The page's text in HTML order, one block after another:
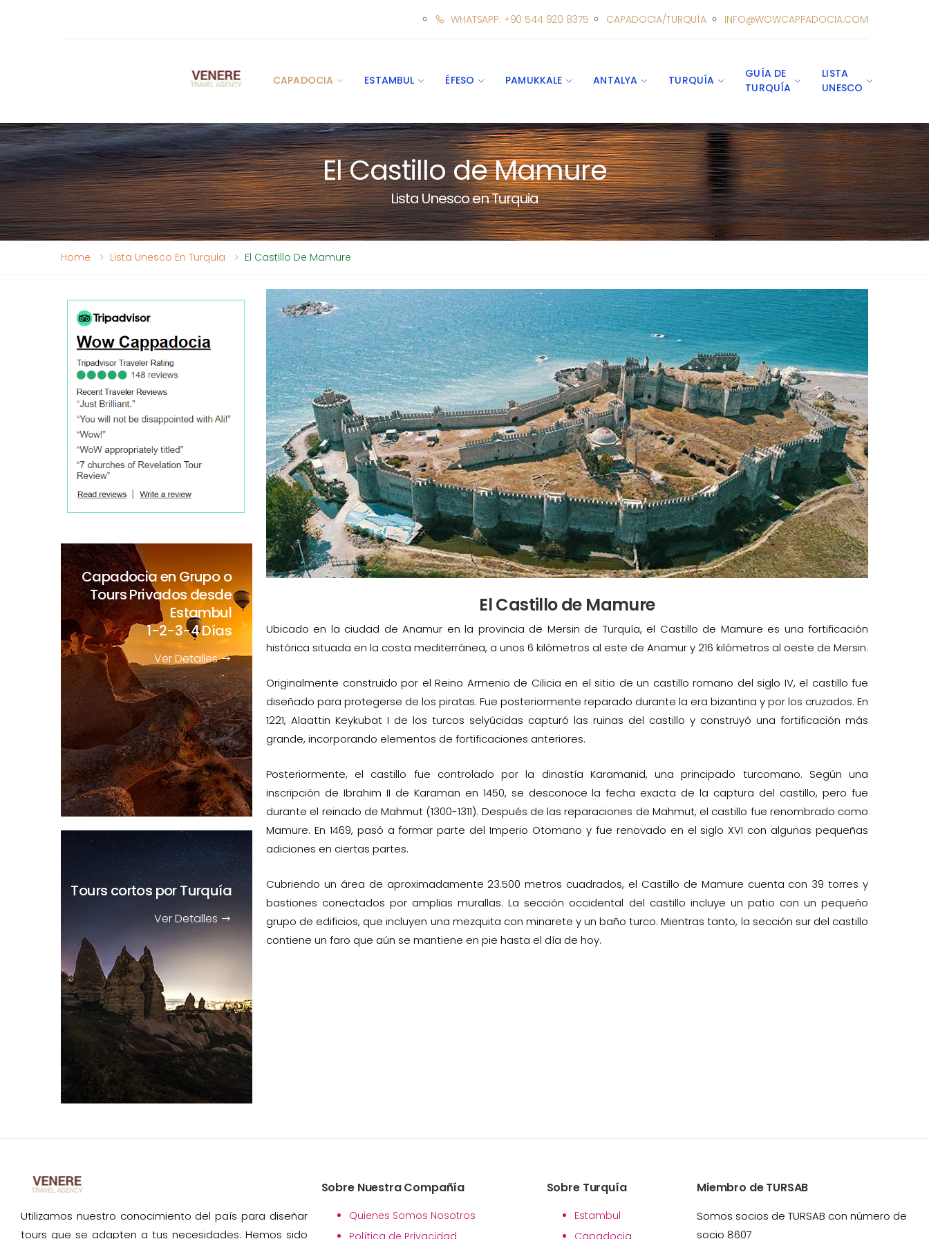
WHATSAPP: +90 544 920 8375 CAPADOCIA/TURQUÍA INFO@WOWCAPPADOCIA.COM
CAPADOCIA ESTAMBUL ÉFESO PAMUKKALE ANTALYA TURQUÍA
GUÍA DE
TURQUÍA
LISTA
UNESCO
El Castillo de Mamure
Lista Unesco en Turquia
Home Lista Unesco En Turquia El Castillo De Mamure
El Castillo de Mamure
Ubicado en la ciudad de Anamur en la provincia de Mersin de Turquía, el Castillo de Mamure es una fortificación
histórica situada en la costa mediterránea, a unos 6 kilómetros al este de Anamur y 216 kilómetros al oeste de Mersin.
Originalmente construido por el Reino Armenio de Cilicia en el sitio de un castillo romano del siglo IV, el castillo fue
diseñado para protegerse de los piratas. Fue posteriormente reparado durante la era bizantina y por los cruzados. En
1221, Alaattin Keykubat I de los turcos selyúcidas capturó las ruinas del castillo y construyó una fortificación más
grande, incorporando elementos de fortificaciones anteriores.
Posteriormente, el castillo fue controlado por la dinastía Karamanid, una principado turcomano. Según una
inscripción de Ibrahim II de Karaman en 1450, se desconoce la fecha exacta de la captura del castillo, pero fue
durante el reinado de Mahmut (1300-1311). Después de las reparaciones de Mahmut, el castillo fue renombrado como
Mamure. En 1469, pasó a formar parte del Imperio Otomano y fue renovado en el siglo XVI con algunas pequeñas
adiciones en ciertas partes.
Cubriendo un área de aproximadamente 23.500 metros cuadrados, el Castillo de Mamure cuenta con 39 torres y
bastiones conectados por amplias murallas. La sección occidental del castillo incluye un patio con un pequeño
grupo de edificios, que incluyen una mezquita con minarete y un baño turco. Mientras tanto, la sección sur del castillo
contiene un faro que aún se mantiene en pie hasta el día de hoy.
Capadocia en Grupo o
Tours Privados desde
Estambul
1-2-3-4 Días
Ver Detalles
Tours cortospor Turquía
Ver Detalles
Utilizamos nuestro conocimiento del país para diseñar
tours que se adapten a tus necesidades. Hemos sido
Sobre Nuestra Compañía
Quienes Somos Nosotros
Sobre Turquía
Estambul
Miembro de TURSAB
Somos socios de TURSAB con número de
socio 8607